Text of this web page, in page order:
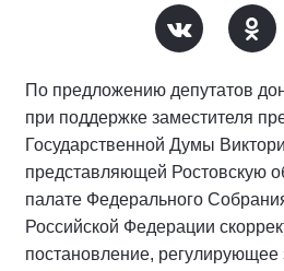
По предложению депутатов
при поддержке заместителя
Государственной Думы
представляющей Ростовскую
палате Федерального
Российской Федерации
постановление, регулирующее